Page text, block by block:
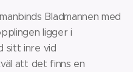
Bladmannen med
ligger i
sitt inre vid
att det finns en